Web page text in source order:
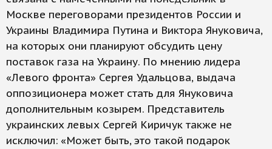
Москве переговорами президентов России и
Украины Владимира Путина и Виктора Януковича,
на которых они планируют обсудить цену
поставок газа на Украину. По мнению лидера
«Левого фронта» Сергея Удальцова, выдача
оппозиционера может стать для Януковича
дополнительным козырем. Представитель
украинских левых Сергей Киричук также не
исключил: «Может быть, это такой подарок